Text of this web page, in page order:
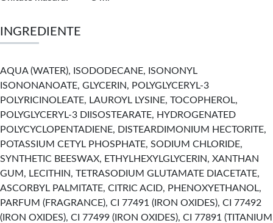
INGREDIENTE
AQUA (WATER), ISODODECANE, ISONONYL
ISONONANOATE, GLYCERIN, POLYGLYCERYL-3
POLYRICINOLEATE, LAUROYL LYSINE, TOCOPHEROL,
POLYGLYCERYL-3 DIISOSTEARATE, HYDROGENATED
POLYCYCLOPENTADIENE, DISTEARDIMONIUM HECTORITE,
POTASSIUM CETYL PHOSPHATE, SODIUM CHLORIDE,
SYNTHETIC BEESWAX, ETHYLHEXYLGLYCERIN, XANTHAN
GUM, LECITHIN, TETRASODIUM GLUTAMATE DIACETATE,
ASCORBYL PALMITATE, CITRIC ACID, PHENOXYETHANOL,
PARFUM (FRAGRANCE), CI 77491 (IRON OXIDES), CI 77492
(IRON OXIDES), CI 77499 (IRON OXIDES), CI 77891 (TITANIUM